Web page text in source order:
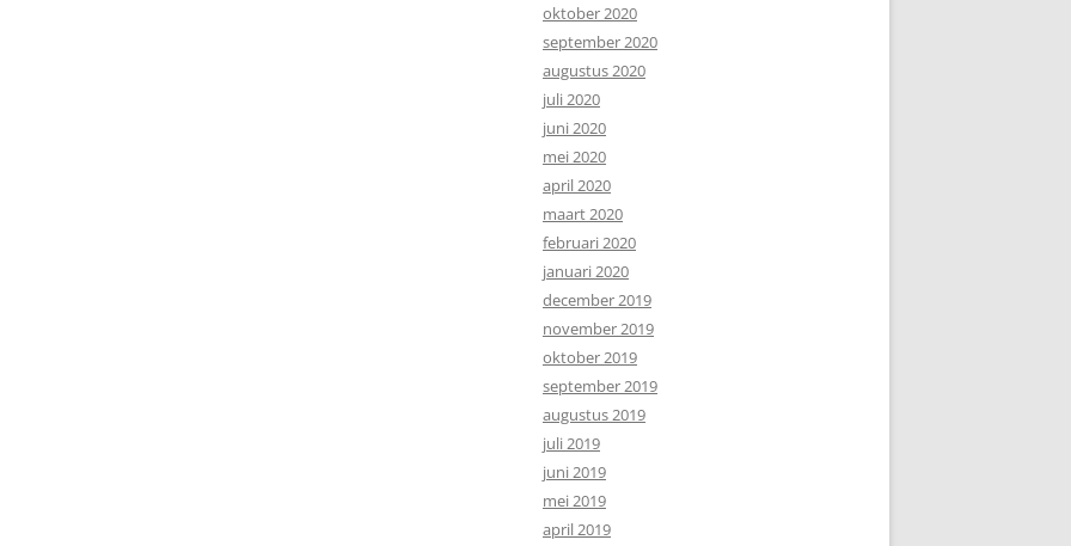
oktober 2020
september 2020
augustus 2020
juli 2020
juni 2020
mei 2020
april 2020
maart 2020
februari 2020
januari 2020
december 2019
november 2019
oktober 2019
september 2019
augustus 2019
juli 2019
juni 2019
mei 2019
april 2019